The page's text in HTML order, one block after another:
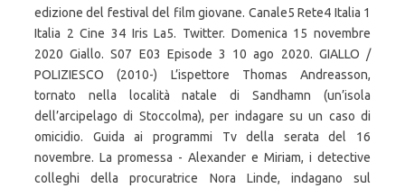
edizione del festival del film giovane. Canale5 Rete4 Italia 1
Italia 2 Cine 34 Iris La5. Twitter. Domenica 15 novembre
2020 Giallo. S07 E03 Episode 3 10 ago 2020. GIALLO /
POLIZIESCO (2010-) L’ispettore Thomas Andreasson,
tornato nella località natale di Sandhamn (un’isola
dell’arcipelago di Stoccolma), per indagare su un caso di
omicidio. Guida ai programmi Tv della serata del 16
novembre. La promessa - Alexander e Miriam, i detective
colleghi della procuratrice Nora Linde, indagano sul